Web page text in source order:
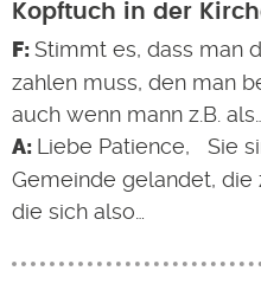
Kopftuch in der
Stimmt es, dass man
zahlen muss, den man
auch wenn mann z.B. als…
Liebe Patience, Sie
Gemeinde gelandet, die
die sich also…